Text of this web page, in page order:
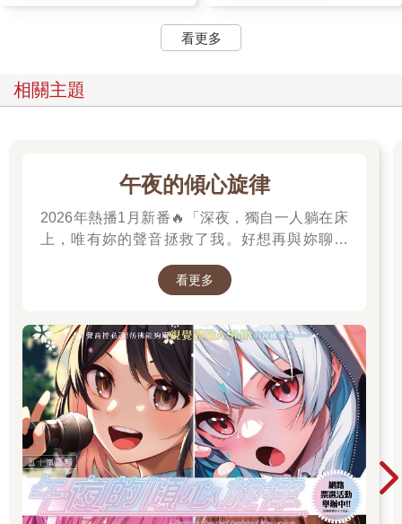
看更多
相關主題
午夜的傾心旋律
2026年熱播1月新番🔥「深夜，獨自一人躺在床
上，唯有妳的聲音拯救了我。好想再與妳聊一
次，我有話想對妳說。」高二的山吹有栖一直在
尋找一個長相成謎、本名不詳，化名為「阿波
看更多